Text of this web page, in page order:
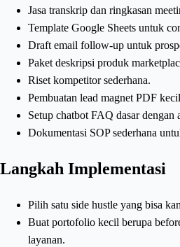
Jasa transkrip dan ringkasan
Template Google Sheets untuk
Draft email follow-up untuk
Paket deskripsi produk
Riset kompetitor sederhana.
Pembuatan lead magnet PDF
Setup chatbot FAQ dasar dengan
Dokumentasi SOP sederhana
Langkah Implementasi
Pilih satu side hustle yang bisa
Buat portofolio kecil berupa
layanan.